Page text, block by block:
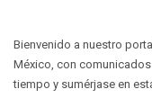
Bienvenido a nuestro
México, con
tiempo y sumérjase en